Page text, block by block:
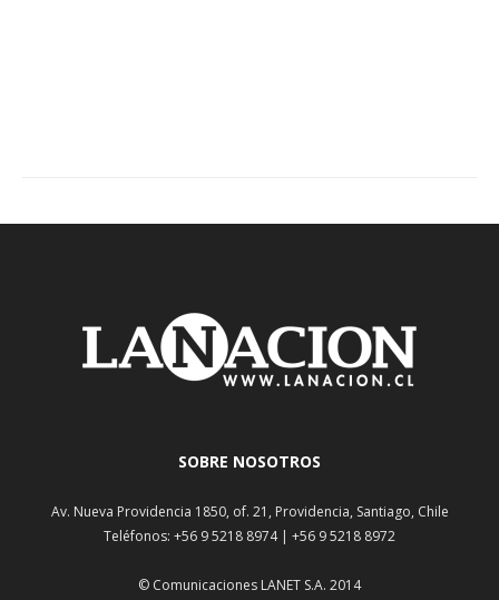
SOBRE NOSOTROS
Av. Nueva Providencia 1850, of. 21, Providencia, Santiago, Chile
Teléfonos: +56 9 5218 8974 | +56 9 5218 8972
© Comunicaciones LANET S.A. 2014